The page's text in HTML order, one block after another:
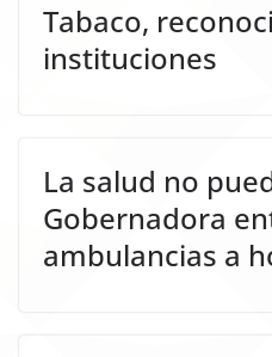
Tabaco,
instituciones
La salud no
Gobernadora
ambulancias a